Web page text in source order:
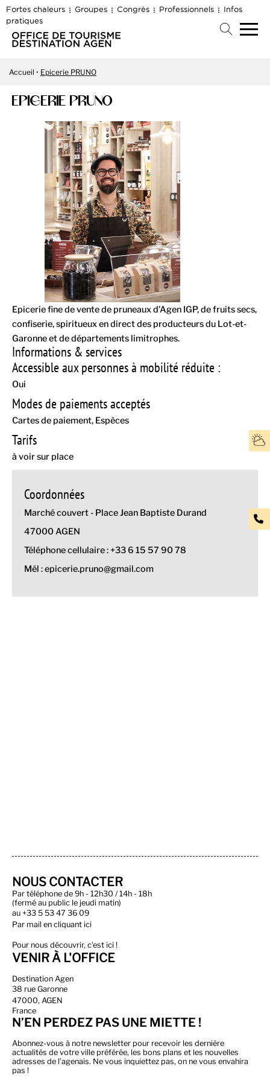
Fortes chaleurs Groupes Congrès Professionnels
Infos
pratiques
Accueil Epicerie PRUNO
EPICERIE PRUNO
Epicerie fine de vente de pruneaux d'Agen IGP, de fruits secs,
confiserie, spiritueux en direct des producteurs du Lot-et-
Garonne et de départements limitrophes.
Informations & services
Accessible aux personnes à mobilité réduite :
Oui
Modes de paiements acceptés
Cartes de paiement Espèces
Tarifs
à voir sur place
Coordonnées
Marché couvert - Place Jean Baptiste Durand
47000 AGEN
Téléphone cellulaire : +33 6 15 57 90 78
Mél : epicerie.pruno@gmail.com
NOUS CONTACTER
Par téléphone de 9h - 12h30 / 14h - 18h
(fermé au public le jeudi matin)
au +33 5 53 47 36 09
Par mail en cliquant ici
Pour nous découvrir, c'est ici !
VENIR À L'OFFICE
Destination Agen
38 rue Garonne
47000, AGEN
France
N’EN PERDEZ PAS UNE MIETTE !
Abonnez-vous à notre newsletter pour recevoir les dernière
actualités de votre ville préférée, les bons plans et les nouvelles
adresses de l’agenais. Ne vous inquiettez pas, on ne vous envahira
pas !